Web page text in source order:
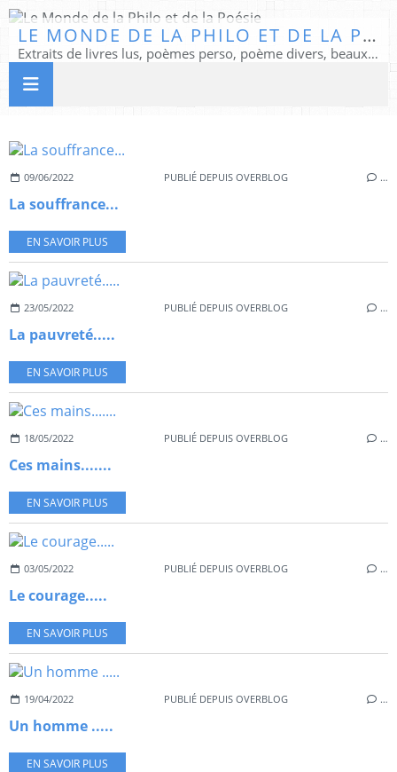
LE MONDE DE LA PHILO ET DE LA POÉSIE
Extraits de livres lus, poèmes perso, poème divers, beaux textes...
09/06/2022 PUBLIÉ DEPUIS OVERBLOG …
La souffrance...
EN SAVOIR PLUS
23/05/2022 PUBLIÉ DEPUIS OVERBLOG …
La pauvreté.....
EN SAVOIR PLUS
18/05/2022 PUBLIÉ DEPUIS OVERBLOG …
Ces mains.......
EN SAVOIR PLUS
03/05/2022 PUBLIÉ DEPUIS OVERBLOG …
Le courage.....
EN SAVOIR PLUS
19/04/2022 PUBLIÉ DEPUIS OVERBLOG …
Un homme .....
EN SAVOIR PLUS